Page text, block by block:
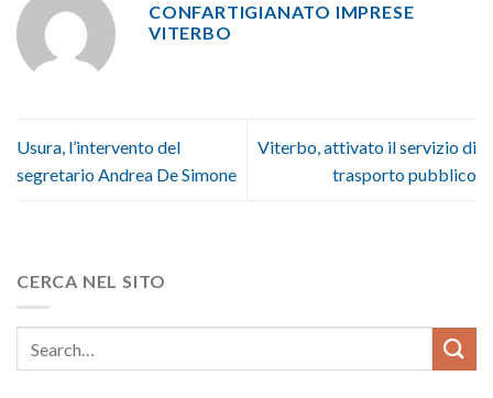
CONFARTIGIANATO IMPRESE
VITERBO
Usura, l’intervento del
segretario Andrea De Simone
Viterbo, attivato il servizio di
trasporto pubblico
CERCA NEL SITO